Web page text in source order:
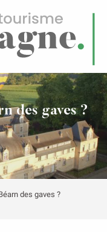
des gaves ?
des gaves ?